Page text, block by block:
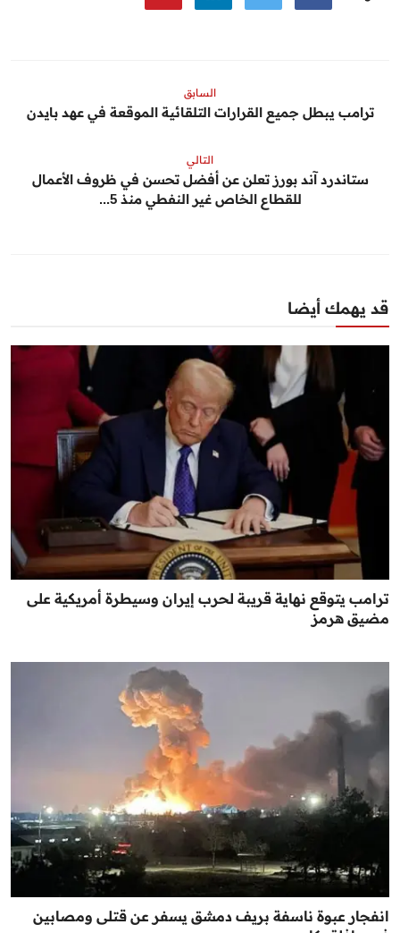
السابق
ترامب يبطل جميع القرارات التلقائية الموقعة في عهد بايدن
التالي
ستاندرد آند بورز تعلن عن أفضل تحسن في ظروف الأعمال
للقطاع الخاص غير النفطي منذ 5...
قد يهمك أيضا
ترامب يتوقع نهاية قريبة لحرب إيران وسيطرة أمريكية على
مضيق هرمز
انفجار عبوة ناسفة بريف دمشق يسفر عن قتلى ومصابين